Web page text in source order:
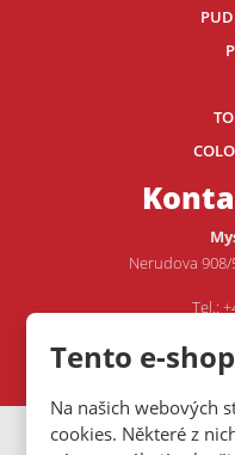
Tento e-
Na našich webových
cookies. Některé z
Nerudova
Tel.: